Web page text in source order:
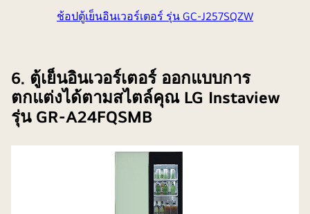
ช้อปตู้เย็นอินเวอร์เตอร์ รุ่น GC-J257SQZW
6. ตู้เย็นอินเวอร์เตอร์ ออกแบบการ
ตกแต่งได้ตามสไตล์คุณ LG Instaview
รุ่น GR-A24FQSMB